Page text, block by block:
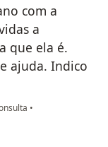
com a
a
que ela é.
ajuda. Indico
•